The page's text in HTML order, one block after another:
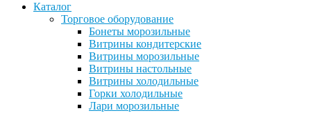
Каталог
Торговое оборудование
Бонеты морозильные
Витрины кондитерские
Витрины морозильные
Витрины настольные
Витрины холодильные
Горки холодильные
Лари морозильные